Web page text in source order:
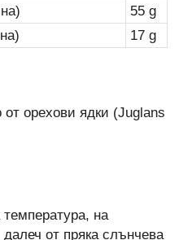
55 g
17 g
орехови ядки (Juglans
на
от пряка слънчева